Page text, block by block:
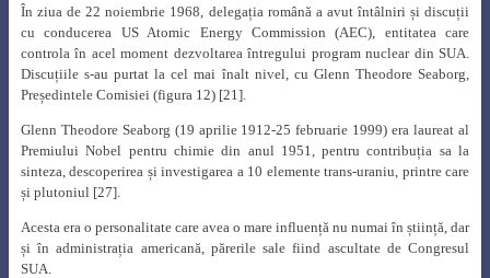
În ziua de 22 noiembrie 1968, delegația română a avut întâlniri și discuții
cu conducerea US Atomic Energy Commission (AEC), entitatea care
controla în acel moment dezvoltarea întregului program nuclear din SUA.
Discuțiile s-au purtat la cel mai înalt nivel, cu Glenn Theodore Seaborg,
Președintele Comisiei (figura 12) [21].
Glenn Theodore Seaborg (19 aprilie 1912-25 februarie 1999) era laureat al
Premiului Nobel pentru chimie din anul 1951, pentru contribuția sa la
sinteza, descoperirea și investigarea a 10 elemente trans-uraniu, printre care
și plutoniul [27].
Acesta era o personalitate care avea o mare influență nu numai în știință, dar
și în administrația americană, părerile sale fiind ascultate de Congresul
SUA.